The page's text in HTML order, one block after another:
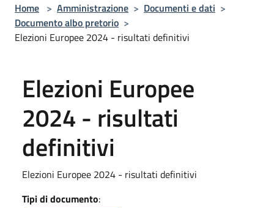
Home > Amministrazione > Documenti e dati >
Documento albo pretorio >
Elezioni Europee 2024 - risultati definitivi
Elezioni Europee
2024 - risultati
definitivi
Elezioni Europee 2024 - risultati definitivi
Tipi di documento: